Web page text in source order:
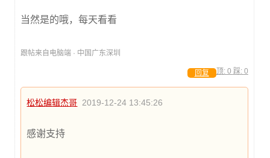
当然是的哦，每天看看
跟帖来自电脑端 · 中国广东深圳
顶: 0 踩: 0
回复
松松编辑杰哥 2019-12-24 13:45:26
感谢支持